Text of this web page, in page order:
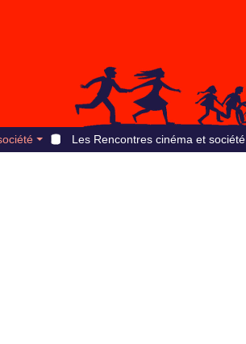
Les Rencontres cinéma et société